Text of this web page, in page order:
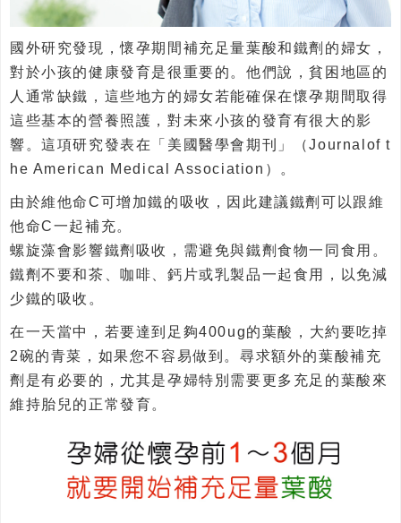
國外研究發現，懷孕期間補充足量葉酸和鐵劑的婦女，
對於小孩的健康發育是很重要的。他們說，貧困地區的
人通常缺鐵，這些地方的婦女若能確保在懷孕期間取得
這些基本的營養照護，對未來小孩的發育有很大的影
響。這項研究發表在「美國醫學會期刊」（Journalof t
he American Medical Association）。
由於維他命C可增加鐵的吸收，因此建議鐵劑可以跟維
他命C一起補充。
螺旋藻會影響鐵劑吸收，需避免與鐵劑食物一同食用。
鐵劑不要和茶、咖啡、鈣片或乳製品一起食用，以免減
少鐵的吸收。
在一天當中，若要達到足夠400ug的葉酸，大約要吃掉
2碗的青菜，如果您不容易做到。尋求額外的葉酸補充
劑是有必要的，尤其是孕婦特別需要更多充足的葉酸來
維持胎兒的正常發育。